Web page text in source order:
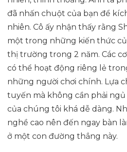
đã nhấn chuột của bạn để
nhiên. Cô ấy nhận thấy rằng
một trong những kiến ​​thức
thị trường trong 2 năm. Các
có thể hoạt động riêng lẻ
những người chơi chính. Lựa
tuyến mà không cần phải
của chúng tôi khá dễ dàng.
nghề cao nên đến ngay bàn
ở một con đường thẳng này.